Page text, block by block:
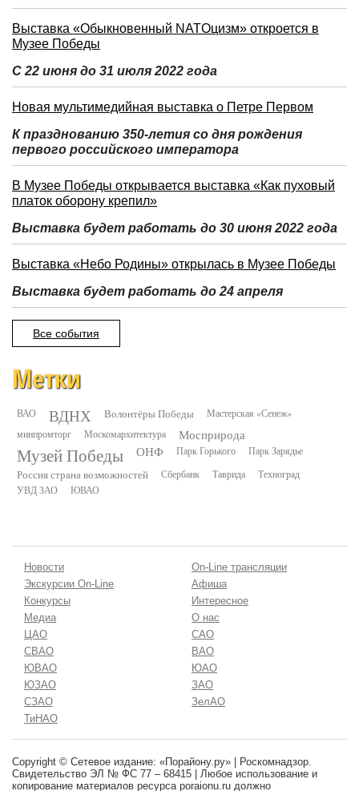
Выставка «Обыкновенный NATOцизм» откроется в
Музее Победы
С 22 июня до 31 июля 2022 года
Новая мультимедийная выставка о Петре Первом
К празднованию 350-летия со дня рождения
первого российского императора
В Музее Победы открывается выставка «Как пуховый
платок оборону крепил»
Выставка будет работать до 30 июня 2022 года
Выставка «Небо Родины» открылась в Музее Победы
Выставка будет работать до 24 апреля
Все события
Метки
ВАО ВДНХ Волонтёры Победы
Мастерская «Сенеж»
минпромторг
Москомархитектура Мосприрода
Музей Победы ОНФ Парк Горького Парк Зарядье
Россия страна возможностей Сбербанк Таврида
Техноград
УВД ЗАО
ЮВАО
Новости
On-Line трансляции
Экскурсии On-Line
Афиша
Конкурсы
Интересное
Медиа
О нас
ЦАО
САО
СВАО
ВАО
ЮВАО
ЮАО
ЮЗАО
ЗАО
СЗАО
ЗелАО
ТиНАО
Copyright © Сетевое издание: «Порайону.ру» | Роскомнадзор.
Свидетельство ЭЛ № ФС 77 – 68415 | Любое использование и
копирование материалов ресурса poraionu.ru должно